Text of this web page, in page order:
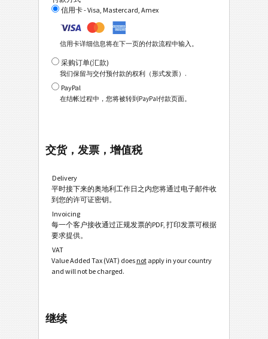
信用卡 - Visa, Mastercard, Amex
信用卡详细信息将在下一页的付款流程中输入。
采购订单(汇款)
我们保留与交付预付款的权利（形式发票）.
PayPal
在结帐过程中，您将被转到PayPal付款页面。
交货，发票，增值税
Delivery
平时接下来的奥地利工作日之内您将通过电子邮件收
到您的许可证密钥。
Invoicing
每一个客户接收通过正规发票的PDF, 打印发票可根据
要求提供。
VAT
Value Added Tax (VAT) does notapply in your country
and will not be charged.
继续